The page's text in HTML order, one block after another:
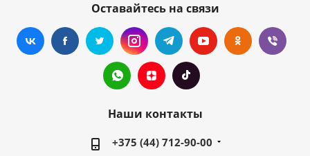
Оставайтесь на связи
Наши контакты
+375 (44) 712-90-00